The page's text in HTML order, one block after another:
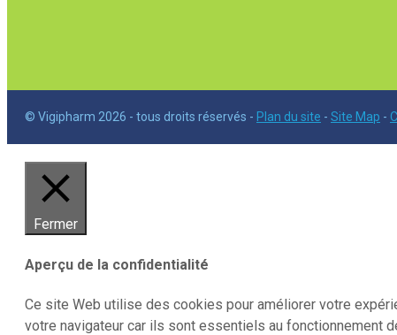
© Vigipharm 2026 - tous droits réservés - Plan du site - Site Map -
Fermer
Aperçu de la confidentialité
Ce site Web utilise des cookies pour améliorer votre
votre navigateur car ils sont essentiels au fonctionnement